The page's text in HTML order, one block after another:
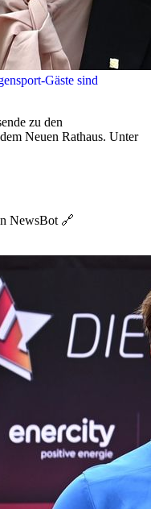
Gäste sind
zu den
Neuen Rathaus. Unter
NewsBot 🔗